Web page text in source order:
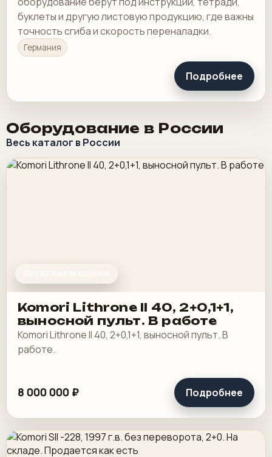
буклеты и другую листовую продукцию, где важны
точность сгиба и скорость переналадки.
Германия
Подробнее
Оборудование в России
Весь каталог в России
Komori Lithrone II 40, 2+0,1+1,
выносной пульт. В работе
Komori Lithrone II 40, 2+0,1+1, выносной пульт. В
работе.
8 000 000 ₽ Подробнее